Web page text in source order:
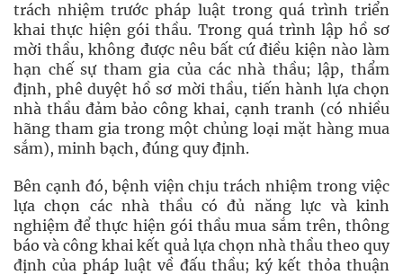
trách nhiệm trước pháp luật trong quá trình triển
khai thực hiện gói thầu. Trong quá trình lập hồ sơ
mời thầu, không được nêu bất cứ điều kiện nào làm
hạn chế sự tham gia của các nhà thầu; lập, thẩm
định, phê duyệt hồ sơ mời thầu, tiến hành lựa chọn
nhà thầu đảm bảo công khai, cạnh tranh (có nhiều
hãng tham gia trong một chủng loại mặt hàng mua
sắm), minh bạch, đúng quy định.
Bên cạnh đó, bệnh viện chịu trách nhiệm trong việc
lựa chọn các nhà thầu có đủ năng lực và kinh
nghiệm để thực hiện gói thầu mua sắm trên, thông
báo và công khai kết quả lựa chọn nhà thầu theo quy
định của pháp luật về đấu thầu; ký kết thỏa thuận